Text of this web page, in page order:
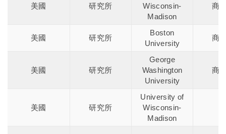
美國 研究所
Wisconsin-
Madison
商
美國 研究所
Boston
University
商
美國 研究所
George
Washington
University
商
美國 研究所
University of
Wisconsin-
Madison